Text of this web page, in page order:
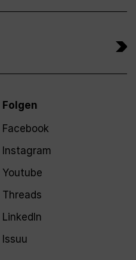
Folgen
Facebook
Instagram
Youtube
Threads
LinkedIn
Issuu